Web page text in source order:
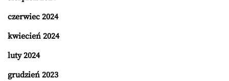
czerwiec 2024
kwiecień 2024
luty 2024
grudzień 2023